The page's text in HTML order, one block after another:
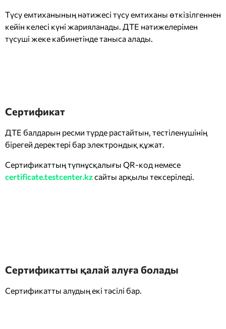
Түсу емтиханының нәтижесі түсу емтиханы өткізілгеннен
кейін келесі күні жарияланады. ДТЕ нәтижелерімен
түсуші жеке кабинетінде таныса алады.
Сертификат
ДТЕ балдарын ресми түрде растайтын, тестіленушінің
бірегей деректері бар электрондық құжат.
Сертификаттың түпнұсқалығы QR-код немесе
certificate.testcenter.kzсайты арқылы тексеріледі.
Сертификатты қалай алуға болады
Сертификатты алудың екі тәсілі бар.